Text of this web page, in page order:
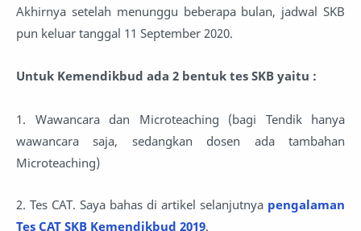
Akhirnya setelah menunggu beberapa bulan, jadwal SKB
pun keluar tanggal 11 September 2020.
Untuk Kemendikbud ada 2 bentuk tes SKB yaitu :
1. Wawancara dan Microteaching (bagi Tendik hanya
wawancara saja, sedangkan dosen ada tambahan
Microteaching)
2. Tes CAT. Saya bahas di artikel selanjutnya pengalaman
Tes CAT SKB Kemendikbud 2019.